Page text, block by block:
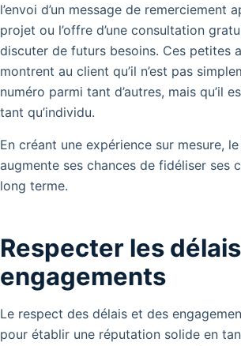
l’envoi d’un message de remerciement
projet ou l’offre d’une consultation
discuter de futurs besoins. Ces petites
montrent au client qu’il n’est pas
numéro parmi tant d’autres, mais qu’il
tant qu’individu.
En créant une expérience sur mesure,
augmente ses chances de fidéliser ses
long terme.
Respecter les
engagements
Le respect des délais et des
pour établir une réputation solide en